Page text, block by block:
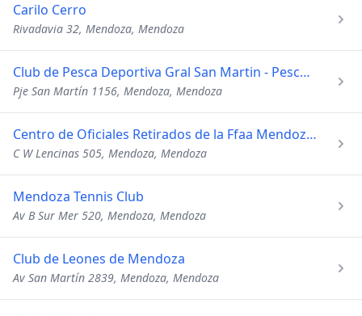
Carilo Cerro
Rivadavia 32, Mendoza, Mendoza
Club de Pesca Deportiva Gral San Martin - Pesca y Camping
Pje San Martín 1156, Mendoza, Mendoza
Centro de Oficiales Retirados de la Ffaa Mendoza - el Refugi
C W Lencinas 505, Mendoza, Mendoza
Mendoza Tennis Club
Av B Sur Mer 520, Mendoza, Mendoza
Club de Leones de Mendoza
Av San Martín 2839, Mendoza, Mendoza